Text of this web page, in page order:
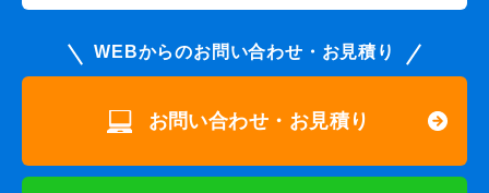
WEBからのお問い合わせ・お見積り
お問い合わせ・お見積り